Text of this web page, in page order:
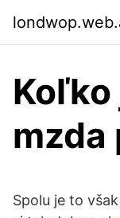
Koľko
mzda
Spolu je to